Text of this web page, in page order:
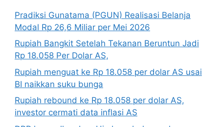
Pradiksi Gunatama (PGUN) Realisasi Belanja
Modal Rp 26,6 Miliar per Mei 2026
Rupiah Bangkit Setelah Tekanan Beruntun Jadi
Rp 18.058 Per Dolar AS,
Rupiah menguat ke Rp 18.058 per dolar AS usai
BI naikkan suku bunga
Rupiah rebound ke Rp 18.058 per dolar AS,
investor cermati data inflasi AS